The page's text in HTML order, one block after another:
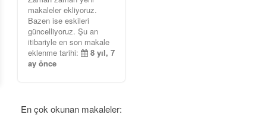
makaleler ekliyoruz.
Bazen ise eskileri
güncelliyoruz. Şu an
itibariyle en son makale
eklenme tarihi:
8 yıl, 7
ay önce
En çok okunan makaleler: